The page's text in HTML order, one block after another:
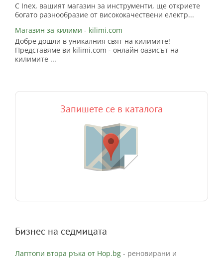
С Inex, вашият магазин за инструменти, ще откриете
богато разнообразие от висококачествени електр...
Магазин за килими - kilimi.com
Добре дошли в уникалния свят на килимите!
Представяме ви kilimi.com - онлайн оазисът на
килимите ...
Запишете се в каталога
Бизнес на седмицата
Лаптопи втора ръка от Hop.bg - реновирани и